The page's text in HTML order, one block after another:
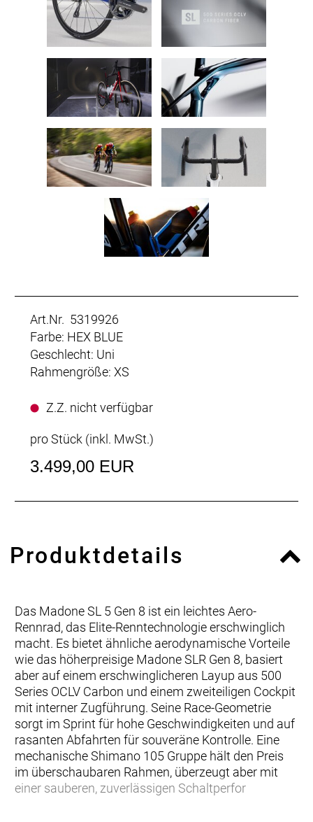
Art.Nr. 5319926
Farbe: HEX BLUE
Geschlecht: Uni
Rahmengröße: XS
Z.Z. nicht verfügbar
pro Stück (inkl. MwSt.)
3.499,00 EUR
Produktdetails
Das Madone SL 5 Gen 8 ist ein leichtes Aero-
Rennrad, das Elite-Renntechnologie erschwinglich
macht. Es bietet ähnliche aerodynamische Vorteile
wie das höherpreisige Madone SLR Gen 8, basiert
aber auf einem erschwinglicheren Layup aus 500
Series OCLV Carbon und einem zweiteiligen Cockpit
mit interner Zugführung. Seine Race-Geometrie
sorgt im Sprint für hohe Geschwindigkeiten und auf
rasanten Abfahrten für souveräne Kontrolle. Eine
mechanische Shimano 105 Gruppe hält den Preis
im überschaubaren Rahmen, überzeugt aber mit
einer sauberen, zuverlässigen Schaltperfor